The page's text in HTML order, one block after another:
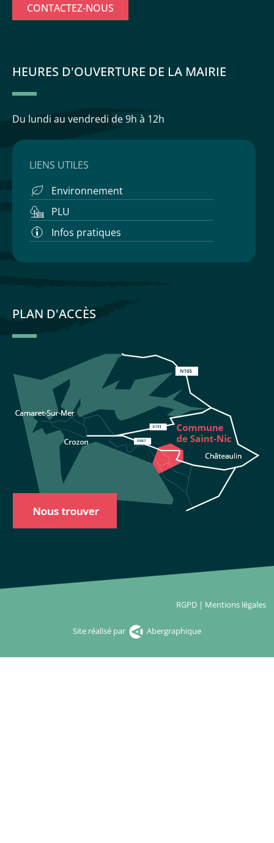
CONTACTEZ-NOUS
HEURES D'OUVERTURE DE LA MAIRIE
Du lundi au vendredi de 9h à 12h
LIENS UTILES
Environnement
PLU
Infos pratiques
PLAN D'ACCÈS
RGPD | Mentions légales
Site réalisé par Abergraphique